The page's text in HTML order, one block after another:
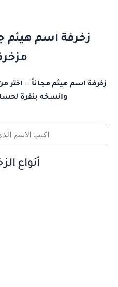
زخرفة اسم هيثم
زخرفة اسم هيثم مجاناً — اختر
وانسخه بنقرة
أنواع